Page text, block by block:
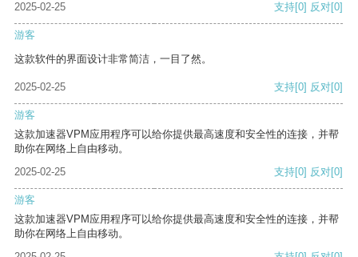
2025-02-25
支持[0] 反对[0]
游客
这款软件的界面设计非常简洁，一目了然。
2025-02-25 支持[0] 反对[0]
游客
这款加速器VPM应用程序可以给你提供最高速度和安全性的连接，并帮
助你在网络上自由移动。
2025-02-25
支持[0] 反对[0]
游客
这款加速器VPM应用程序可以给你提供最高速度和安全性的连接，并帮
助你在网络上自由移动。